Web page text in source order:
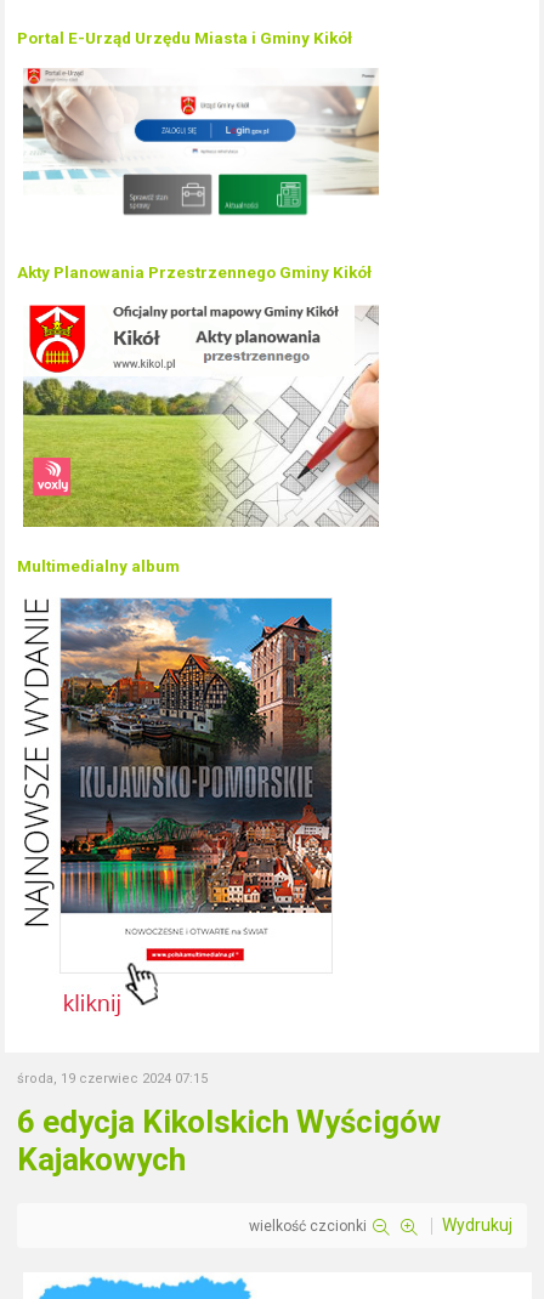
Portal E-Urząd Urzędu Miasta i Gminy Kikół
Akty Planowania Przestrzennego Gminy Kikół
Multimedialny album
środa, 19 czerwiec 2024 07:15
6 edycja Kikolskich Wyścigów
Kajakowych
wielkość czcionki Wydrukuj